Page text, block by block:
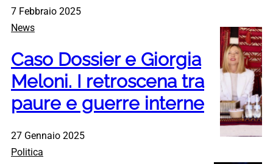
7 Febbraio 2025
News
Caso Dossier e Giorgia
Meloni. I retroscena tra
paure e guerre interne
27 Gennaio 2025
Politica